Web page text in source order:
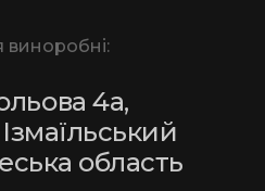
виноробні:
4а,
область